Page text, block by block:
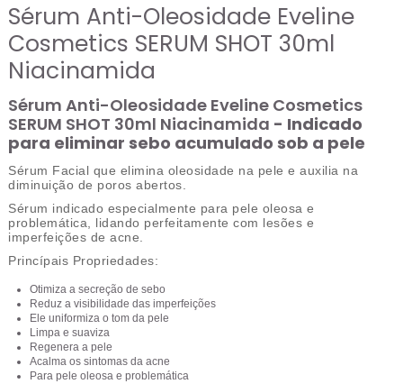
Sérum Anti-Oleosidade Eveline
Cosmetics SERUM SHOT 30ml
Niacinamida
Sérum Anti-Oleosidade Eveline Cosmetics
SERUM SHOT 30ml Niacinamida - Indicado
para eliminar sebo acumulado sob a pele
Sérum Facial que elimina oleosidade na pele e auxilia na
diminuição de poros abertos.
Sérum indicado especialmente para pele oleosa e
problemática, lidando perfeitamente com lesões e
imperfeições de acne.
Princípais Propriedades:
Otimiza a secreção de sebo
Reduz a visibilidade das imperfeições
Ele uniformiza o tom da pele
Limpa e suaviza
Regenera a pele
Acalma os sintomas da acne
Para pele oleosa e problemática